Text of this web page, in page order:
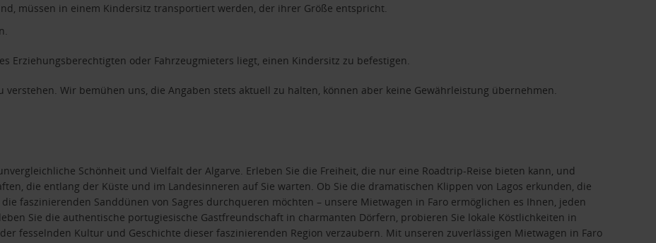
müssen in einem Kindersitz transportiert werden, der ihrer Größe entspricht.
Erziehungsberechtigten oder Fahrzeugmieters liegt, einen Kindersitz zu befestigen.
Wir bemühen uns, die Angaben stets aktuell zu halten, können aber keine Gewährleistung übernehmen.
Schönheit und Vielfalt der Algarve. Erleben Sie die Freiheit, die nur eine Roadtrip-Reise bieten kann, und
die entlang der Küste und im Landesinneren auf Sie warten. Ob Sie die dramatischen Klippen von Lagos erkunden, die
faszinierenden Sanddünen von Sagres durchqueren möchten – unsere Mietwagen in Faro ermöglichen es Ihnen, jeden
Sie die authentische portugiesische Gastfreundschaft in charmanten Dörfern, probieren Sie lokale Köstlichkeiten in
fesselnden Kultur und Geschichte dieser faszinierenden Region verzaubern. Mit unseren zuverlässigen Mietwagen in Faro